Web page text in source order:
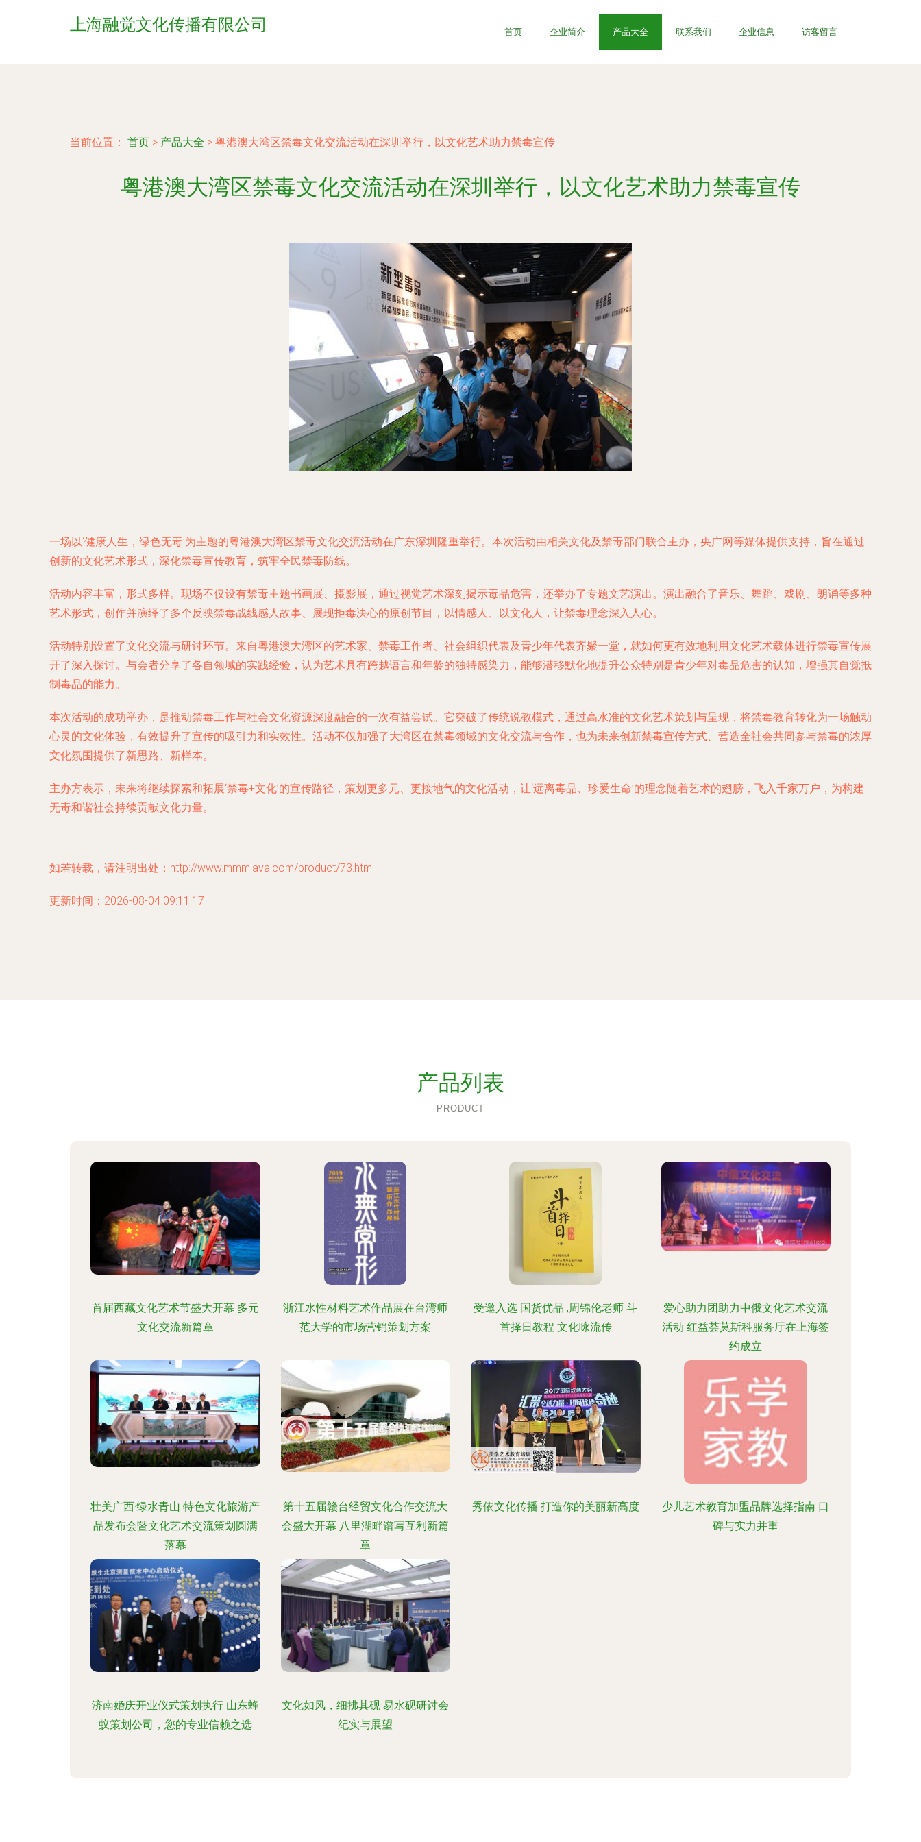
上海融觉文化传播有限公司 首页 企业简介 产品大全 联系我们 企业信息 访客留言
当前位置： 首页 > 产品大全 > 粤港澳大湾区禁毒文化交流活动在深圳举行，以文化艺术助力禁毒宣传
粤港澳大湾区禁毒文化交流活动在深圳举行，以文化艺术助力禁毒宣传
一场以‘健康人生，绿色无毒’为主题的粤港澳大湾区禁毒文化交流活动在广东深圳隆重举行。本次活动由相关文化及禁毒部门联合主办，央广网等媒体提供支持，旨在通过
创新的文化艺术形式，深化禁毒宣传教育，筑牢全民禁毒防线。
活动内容丰富，形式多样。现场不仅设有禁毒主题书画展、摄影展，通过视觉艺术深刻揭示毒品危害，还举办了专题文艺演出。演出融合了音乐、舞蹈、戏剧、朗诵等多种
艺术形式，创作并演绎了多个反映禁毒战线感人故事、展现拒毒决心的原创节目，以情感人、以文化人，让禁毒理念深入人心。
活动特别设置了文化交流与研讨环节。来自粤港澳大湾区的艺术家、禁毒工作者、社会组织代表及青少年代表齐聚一堂，就如何更有效地利用文化艺术载体进行禁毒宣传展
开了深入探讨。与会者分享了各自领域的实践经验，认为艺术具有跨越语言和年龄的独特感染力，能够潜移默化地提升公众特别是青少年对毒品危害的认知，增强其自觉抵
制毒品的能力。
本次活动的成功举办，是推动禁毒工作与社会文化资源深度融合的一次有益尝试。它突破了传统说教模式，通过高水准的文化艺术策划与呈现，将禁毒教育转化为一场触动
心灵的文化体验，有效提升了宣传的吸引力和实效性。活动不仅加强了大湾区在禁毒领域的文化交流与合作，也为未来创新禁毒宣传方式、营造全社会共同参与禁毒的浓厚
文化氛围提供了新思路、新样本。
主办方表示，未来将继续探索和拓展‘禁毒+文化’的宣传路径，策划更多元、更接地气的文化活动，让‘远离毒品、珍爱生命’的理念随着艺术的翅膀，飞入千家万户，为构建
无毒和谐社会持续贡献文化力量。
如若转载，请注明出处：http://www.mmmlava.com/product/73.html
更新时间：2026-08-04 09:11:17
产品列表
PRODUCT
首届西藏文化艺术节盛大开幕 多元
文化交流新篇章
浙江水性材料艺术作品展在台湾师
范大学的市场营销策划方案
受邀入选 国货优品 ,周锦伦老师 斗
首择日教程 文化咏流传
爱心助力团助力中俄文化艺术交流
活动 红益荟莫斯科服务厅在上海签
约成立
壮美广西·绿水青山 特色文化旅游产
品发布会暨文化艺术交流策划圆满
落幕
第十五届赣台经贸文化合作交流大
会盛大开幕 八里湖畔谱写互利新篇
章
秀依文化传播 打造你的美丽新高度
少儿艺术教育加盟品牌选择指南 口
碑与实力并重
济南婚庆开业仪式策划执行 山东蜂
蚁策划公司，您的专业信赖之选
文化如风，细拂其砚 易水砚研讨会
纪实与展望